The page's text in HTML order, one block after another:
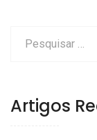
Artigos